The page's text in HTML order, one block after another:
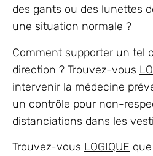
des gants ou des lunettes
une situation normale ?
Comment supporter un tel
direction ? Trouvez-vous
intervenir la médecine
un contrôle pour non-
distanciations dans les
Trouvez-vous LOGIQUE